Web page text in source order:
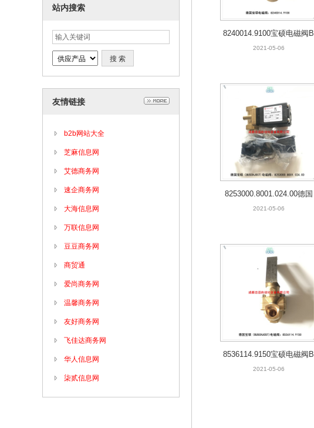
站内搜索
友情链接
b2b网站大全
芝麻信息网
艾德商务网
速企商务网
大海信息网
万联信息网
豆豆商务网
商贸通
爱尚商务网
温馨商务网
友好商务网
飞佳达商务网
华人信息网
柒贰信息网
8240014.9100宝硕电磁阀B
USCHJOST
2021-05-06
8253000.8001.024.00德国
宝硕电磁阀
2021-05-06
8536114.9150宝硕电磁阀B
USCHJOST
2021-05-06